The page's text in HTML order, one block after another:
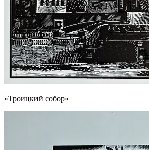
«Троицкий собор»